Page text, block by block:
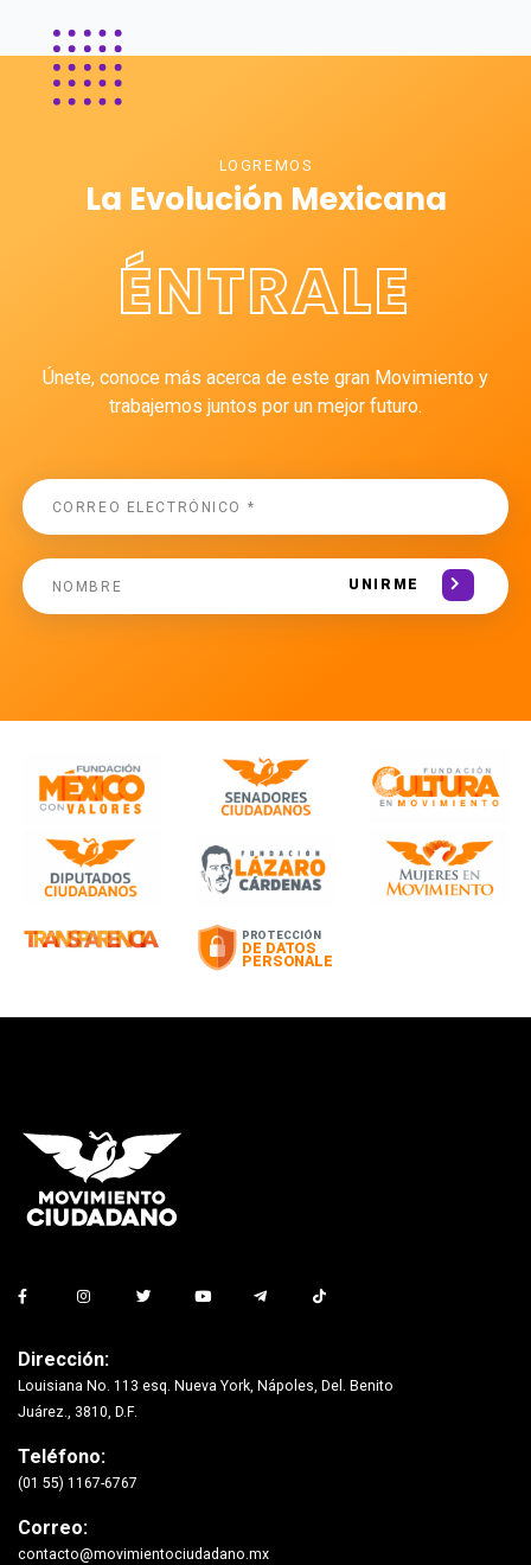
LOGREMOS
La Evolución Mexicana
ÉNTRALE
Únete, conoce más acerca de este gran Movimiento y
trabajemos juntos por un mejor futuro.
UNIRME
Dirección:
Louisiana No. 113 esq. Nueva York, Nápoles, Del. Benito
Juárez., 3810, D.F.
Teléfono:
(01 55) 1167-6767
Correo:
contacto@movimientociudadano.mx